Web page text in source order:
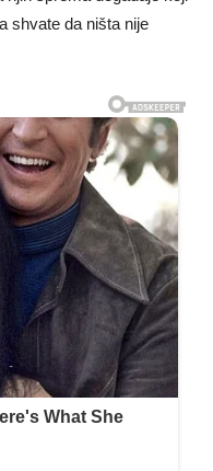
shvate da ništa nije